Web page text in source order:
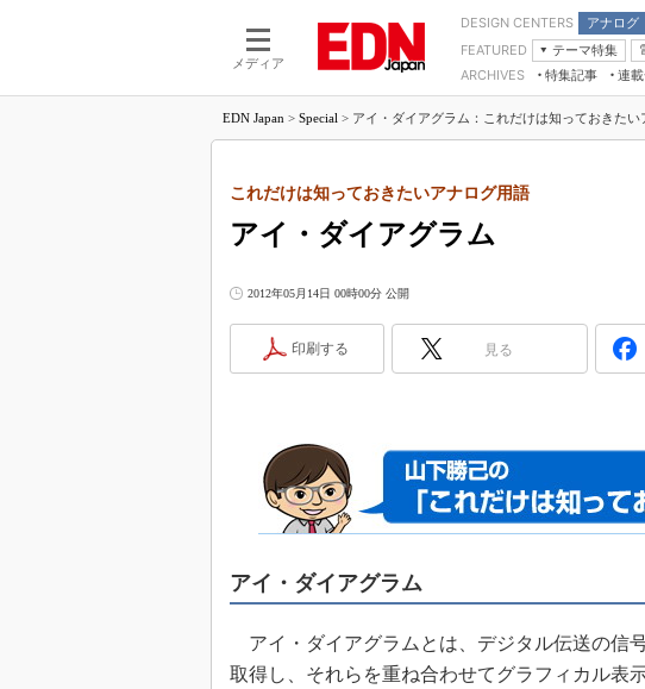
メディア
DESIGN CENTERS アナログ
モーターLSI
FPGA
受動
FEATURED
テーマ特集
カーボンニュートラルへの挑戦
つながるクルマ
エレクトロニクス入門
医療エレ（EE Times Japan）
製品解剖（EE Times Japan）
モーター入
ARCHIVES 特集記事
連
マイクロプロセッサ懐古録
用講座
たった2つの式で始めるDC/DCコン
バーターの設計
DC-DCコンバーター活用講座
Wired, Weird
マイコン講座
記録計／データロガーの基礎知識
アナログ設計のきほん／ADCとノイ
ズ編
座
「SPICEの仕組みとその活用設計」
最新記事一覧
子版
EDN Japan > Special > アイ・ダイアグラム：これだけは知っておきたい
アイ・ダイアグラム
これだけは知っておきたいアナログ用語
2012年05月14日 00時00分 公開
印刷する 見る
アイ・ダイアグラム
アイ・ダイアグラムとは、デジタル伝送の信
取得し、それらを重ね合わせてグラフィカル表